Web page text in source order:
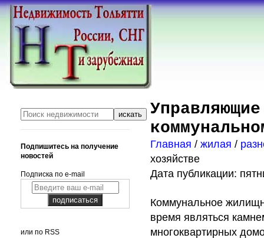
Главная / жилая /
хозяйстве
Дата публикации:
Коммунальное
время являться
многоквартирных
Подпишитесь на получение
новостей
Подписка по e-mail
или по RSS